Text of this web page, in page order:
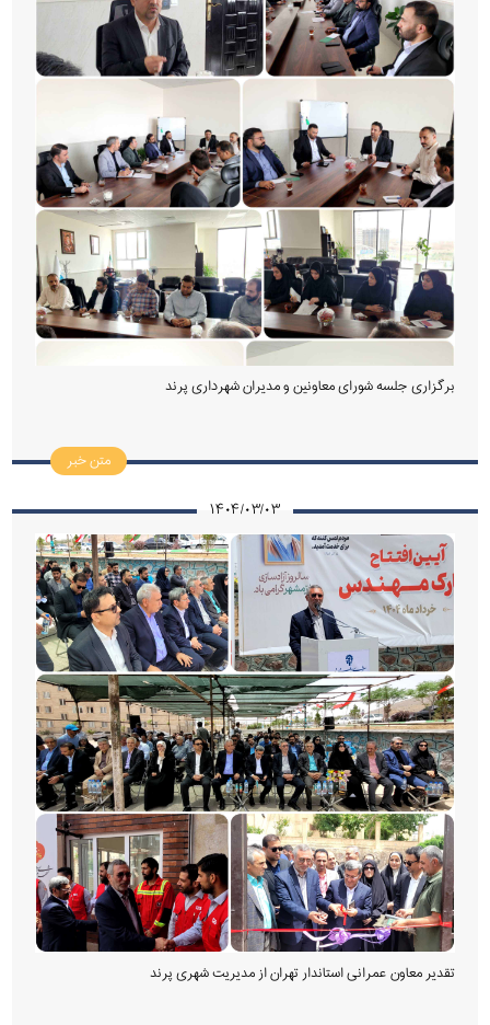
برگزاری جلسه شورای معاونین و مدیران شهرداری پرند
متن خبر
۱۴۰۴/۰۳/۰۳
تقدیر معاون عمرانی استاندار تهران از مدیریت شهری پرند